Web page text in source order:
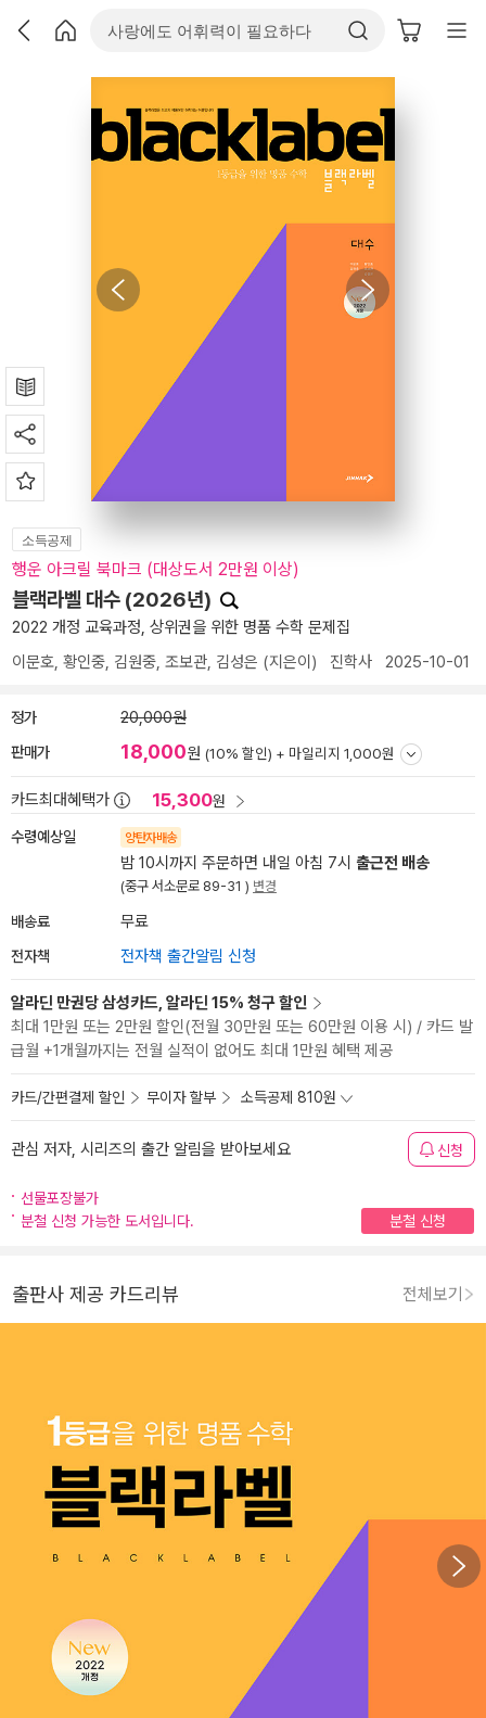
소득공제
행운 아크릴 북마크 (대상도서 2만원 이상)
블랙라벨 대수 (2026년)
2022 개정 교육과정, 상위권을 위한 명품 수학 문제집
이문호, 황인중, 김원중, 조보관, 김성은 (지은이) 진학사 2025-10-01
정가 20,000원
판매가 18,000원 (10% 할인) + 마일리지 1,000원
카드최대혜택가 15,300원
수령예상일 양탄자배송
밤 10시까지 주문하면 내일 아침 7시 출근전 배송
(중구 서소문로 89-31 ) 변경
배송료 무료
전자책 전자책 출간알림 신청
알라딘 만권당 삼성카드, 알라딘 15% 청구 할인
최대 1만원 또는 2만원 할인(전월 30만원 또는 60만원 이용 시) / 카드 발
급월 +1개월까지는 전월 실적이 없어도 최대 1만원 혜택 제공
카드/간편결제 할인 무이자 할부 소득공제 810원
관심 저자, 시리즈의 출간 알림을 받아보세요 신청
선물포장불가
분철 신청 가능한 도서입니다.
분철 신청
출판사 제공 카드리뷰 전체보기